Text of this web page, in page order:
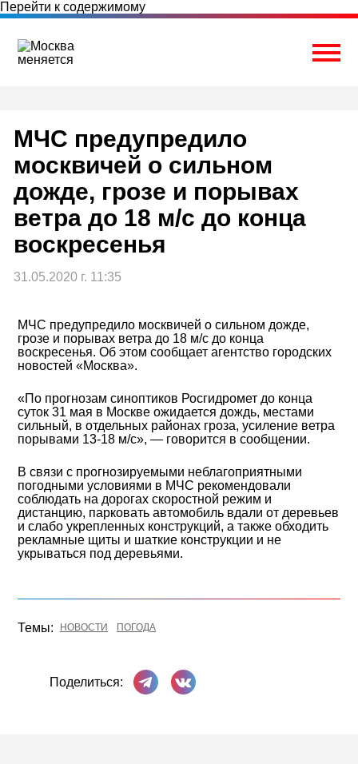
Перейти к содержимому
МЧС предупредило
москвичей о сильном
дожде, грозе и порывах
ветра до 18 м/c до конца
воскресенья
31.05.2020 г. 11:35
МЧС предупредило москвичей о сильном дожде,
грозе и порывах ветра до 18 м/c до конца
воскресенья. Об этом сообщает агентство городских
новостей «Москва».
«По прогнозам синоптиков Росгидромет до конца
суток 31 мая в Москве ожидается дождь, местами
сильный, в отдельных районах гроза, усиление ветра
порывами 13-18 м/с», — говорится в сообщении.
В связи с прогнозируемыми неблагоприятными
погодными условиями в МЧС рекомендовали
соблюдать на дорогах скоростной режим и
дистанцию, парковать автомобиль вдали от деревьев
и слабо укрепленных конструкций, а также обходить
рекламные щиты и шаткие конструкции и не
укрываться под деревьями.
Темы: НОВОСТИ ПОГОДА
Поделиться:
Поделиться в Телеграме
Поделиться ВКонтакте